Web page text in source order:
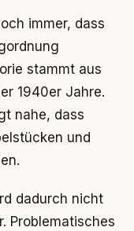
immer, dass
stammt aus
1940er Jahre.
nahe, dass
und
dadurch nicht
Problematisches